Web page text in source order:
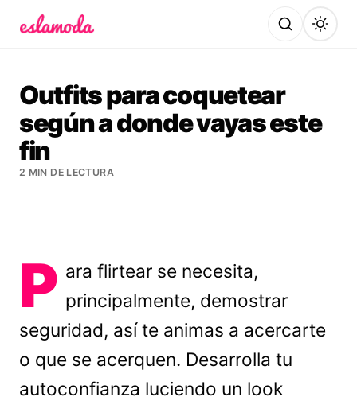
Outfits para coquetear
según a donde vayas este
fin
2 MIN DE LECTURA
P ara flirtear se necesita,
principalmente, demostrar
seguridad, así te animas a acercarte
o que se acerquen. Desarrolla tu
autoconfianza luciendo un look